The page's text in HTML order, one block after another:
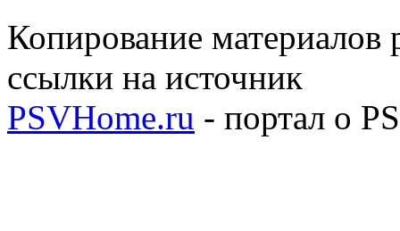
Копирование материалов
ссылки на источник
PSVHome.ru - портал о